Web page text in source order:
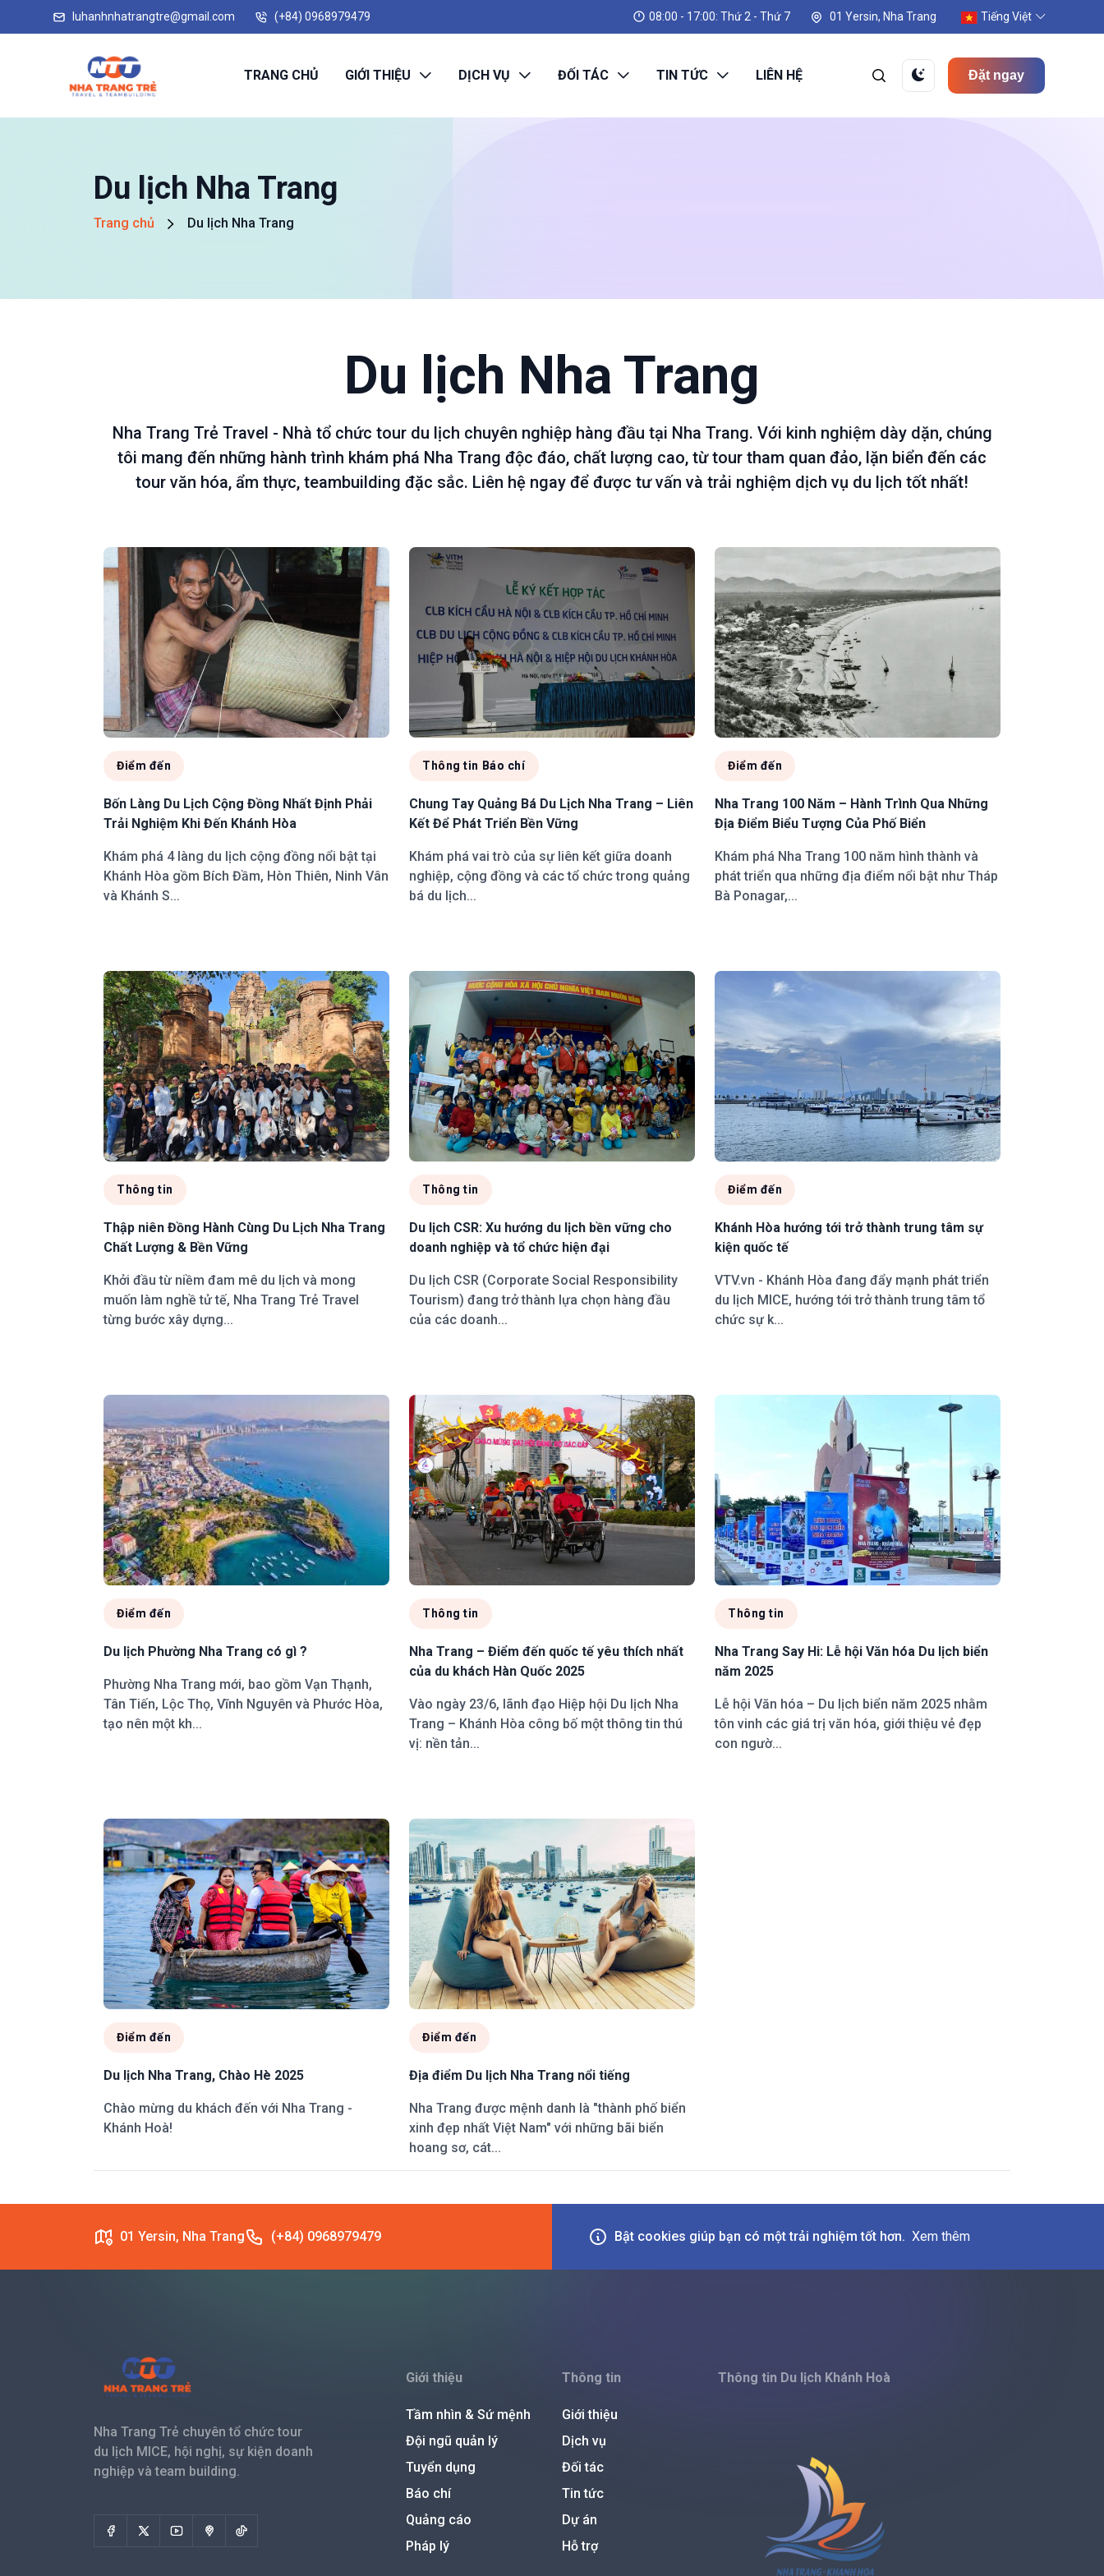
luhanhnhatrangtre@gmail.com (+84) 0968979479 08:00 - 17:00: Thứ 2 - Thứ 7 01 Yersin, Nha Trang Tiếng Việt
TRANG CHỦ GIỚI THIỆU DỊCH VỤ ĐỐI TÁC TIN TỨC LIÊN HỆ Đặt ngay
Du lịch Nha Trang
Trang chủ Du lịch Nha Trang
Du lịch Nha Trang
Nha Trang Trẻ Travel - Nhà tổ chức tour du lịch chuyên nghiệp hàng đầu tại Nha Trang. Với kinh nghiệm dày dặn, chúng
tôi mang đến những hành trình khám phá Nha Trang độc đáo, chất lượng cao, từ tour tham quan đảo, lặn biển đến các
tour văn hóa, ẩm thực, teambuilding đặc sắc. Liên hệ ngay để được tư vấn và trải nghiệm dịch vụ du lịch tốt nhất!
Điểm đến
Bốn Làng Du Lịch Cộng Đồng Nhất Định Phải
Trải Nghiệm Khi Đến Khánh Hòa
Khám phá 4 làng du lịch cộng đồng nổi bật tại
Khánh Hòa gồm Bích Đầm, Hòn Thiên, Ninh Vân
và Khánh S...
Thông tin Báo chí
Chung Tay Quảng Bá Du Lịch Nha Trang – Liên
Kết Để Phát Triển Bền Vững
Khám phá vai trò của sự liên kết giữa doanh
nghiệp, cộng đồng và các tổ chức trong quảng
bá du lịch...
Điểm đến
Nha Trang 100 Năm – Hành Trình Qua Những
Địa Điểm Biểu Tượng Của Phố Biển
Khám phá Nha Trang 100 năm hình thành và
phát triển qua những địa điểm nổi bật như Tháp
Bà Ponagar,...
Thông tin
Thập niên Đồng Hành Cùng Du Lịch Nha Trang
Chất Lượng & Bền Vững
Khởi đầu từ niềm đam mê du lịch và mong
muốn làm nghề tử tế, Nha Trang Trẻ Travel
từng bước xây dựng...
Thông tin
Du lịch CSR: Xu hướng du lịch bền vững cho
doanh nghiệp và tổ chức hiện đại
Du lịch CSR (Corporate Social Responsibility
Tourism) đang trở thành lựa chọn hàng đầu
của các doanh...
Điểm đến
Khánh Hòa hướng tới trở thành trung tâm sự
kiện quốc tế
VTV.vn - Khánh Hòa đang đẩy mạnh phát triển
du lịch MICE, hướng tới trở thành trung tâm tổ
chức sự k...
Điểm đến
Du lịch Phường Nha Trang có gì ?
Phường Nha Trang mới, bao gồm Vạn Thạnh,
Tân Tiến, Lộc Thọ, Vĩnh Nguyên và Phước Hòa,
tạo nên một kh...
Thông tin
Nha Trang – Điểm đến quốc tế yêu thích nhất
của du khách Hàn Quốc 2025
Vào ngày 23/6, lãnh đạo Hiệp hội Du lịch Nha
Trang – Khánh Hòa công bố một thông tin thú
vị: nền tản...
Thông tin
Nha Trang Say Hi: Lễ hội Văn hóa Du lịch biển
năm 2025
Lễ hội Văn hóa – Du lịch biển năm 2025 nhằm
tôn vinh các giá trị văn hóa, giới thiệu vẻ đẹp
con ngườ...
Điểm đến
Du lịch Nha Trang, Chào Hè 2025
Chào mừng du khách đến với Nha Trang -
Khánh Hoà!
Điểm đến
Địa điểm Du lịch Nha Trang nổi tiếng
Nha Trang được mệnh danh là "thành phố biển
xinh đẹp nhất Việt Nam" với những bãi biển
hoang sơ, cát...
01 Yersin, Nha Trang (+84) 0968979479 Bật cookies giúp bạn có một trải nghiệm tốt hơn. Xem thêm
Nha Trang Trẻ chuyên tổ chức tour
du lịch MICE, hội nghị, sự kiện doanh
nghiệp và team building.
Giới thiệu
Tầm nhìn & Sứ mệnh
Đội ngũ quản lý
Tuyển dụng
Báo chí
Quảng cáo
Pháp lý
Thông tin
Giới thiệu
Dịch vụ
Đối tác
Tin tức
Dự án
Hỗ trợ
Thông tin Du lịch Khánh Hoà